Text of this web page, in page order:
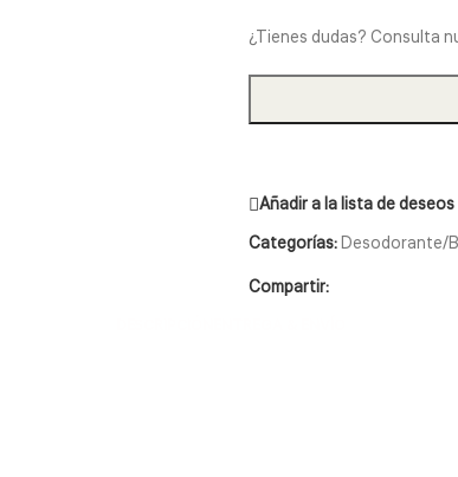
¿Tienes dudas? Consulta
Añadir a la lista de deseos
Categorías:Desodorante/
Compartir: